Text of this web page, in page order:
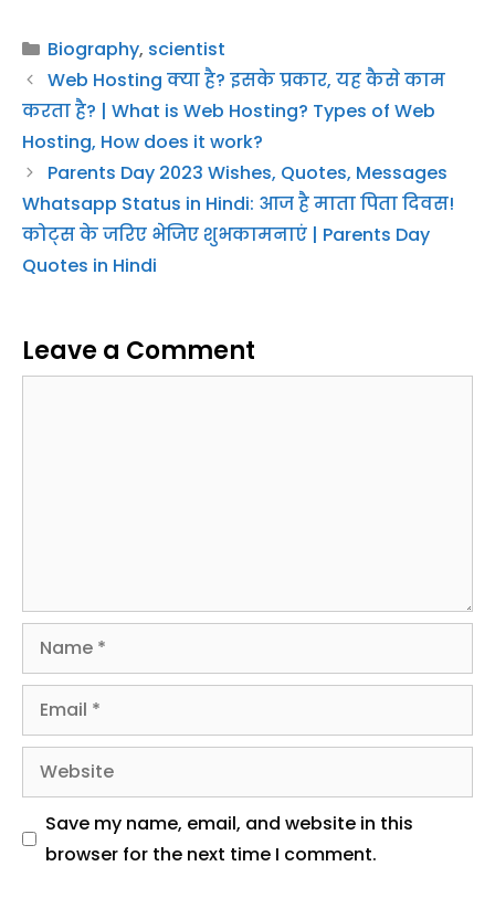
Categories
Biography, scientist
Web Hosting क्या है? इसके प्रकार, यह कैसे काम
करता है? | What is Web Hosting? Types of Web
Hosting, How does it work?
Parents Day 2023 Wishes, Quotes, Messages
Whatsapp Status in Hindi: आज है माता पिता दिवस!
कोट्स के जरिए भेजिए शुभकामनाएं | Parents Day
Quotes in Hindi
Leave a Comment
Name
Email
Website
Save my name, email, and website in this
browser for the next time I comment.